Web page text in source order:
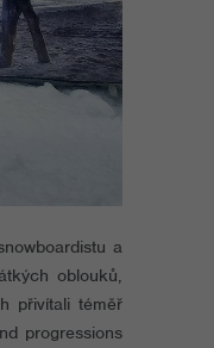
a
oblouků,
přivítali téměř
progressions